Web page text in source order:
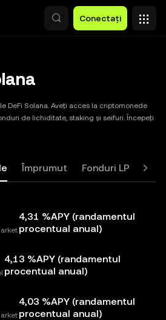
Conectați
DeFi Solana. Aveți acces la criptomonede
de lichiditate, staking și seifuri. Începeți
Împrumut Fonduri LP
4,31 %APY (randamentul
procentual anual)
4,13 %APY (randamentul
procentual anual)
4,03 %APY (randamentul
procentual anual)